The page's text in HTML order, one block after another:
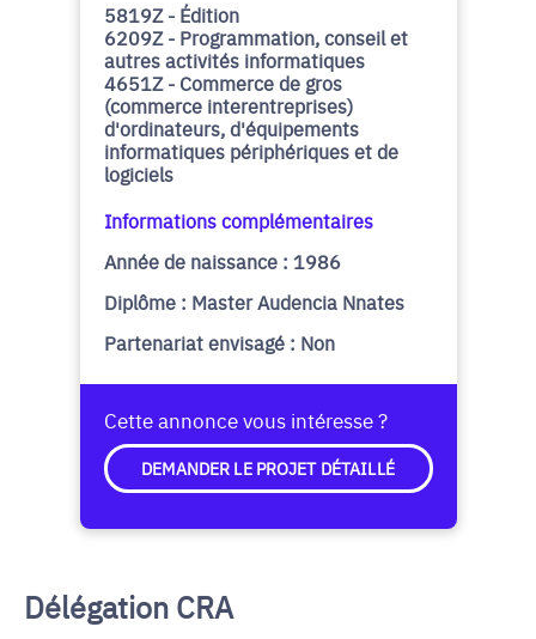
5819Z - Édition
6209Z - Programmation, conseil et
autres activités informatiques
4651Z - Commerce de gros
(commerce interentreprises)
d'ordinateurs, d'équipements
informatiques périphériques et de
logiciels
Informations complémentaires
Année de naissance : 1986
Diplôme : Master Audencia Nnates
Partenariat envisagé : Non
Cette annonce vous intéresse ?
DEMANDER LE PROJET DÉTAILLÉ
Délégation CRA